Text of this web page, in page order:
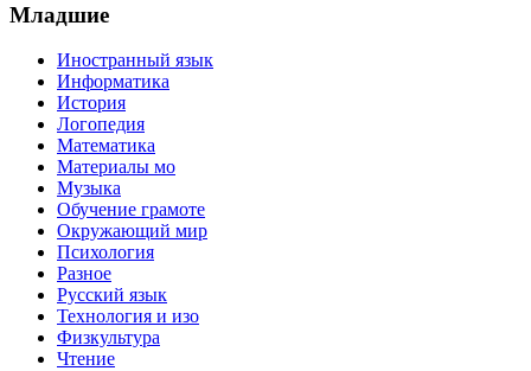
Младшие
Иностранный язык
Информатика
История
Логопедия
Математика
Материалы мо
Музыка
Обучение грамоте
Окружающий мир
Психология
Разное
Русский язык
Технология и изо
Физкультура
Чтение